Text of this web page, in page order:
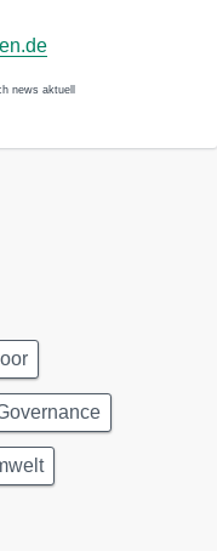
news aktuell